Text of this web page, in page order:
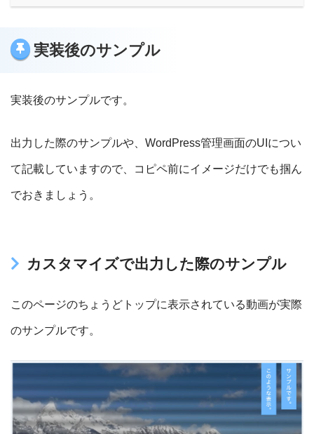
実装後のサンプル
実装後のサンプルです。
出力した際のサンプルや、WordPress管理画面のUIについ
て記載していますので、コピペ前にイメージだけでも掴ん
でおきましょう。
カスタマイズで出力した際のサンプル
このページのちょうどトップに表示されている動画が実際
のサンプルです。